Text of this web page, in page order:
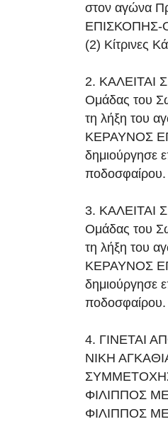
στον αγώνα
ΕΠΙΣΚΟΠΗΣ-
(2) Κίτρινες
2. ΚΑΛΕΙΤΑΙ
Ομάδας του
τη λήξη του
ΚΕΡΑΥΝΟΣ
δημιούργησε
ποδοσφαίρου.
3. ΚΑΛΕΙΤΑΙ
Ομάδας του
τη λήξη του
ΚΕΡΑΥΝΟΣ
δημιούργησε
ποδοσφαίρου.
4. ΓΙΝΕΤΑΙ
ΝΙΚΗ
ΣΥΜΜΕΤΟΧΗΣ
ΦΙΛΙΠΠΟΣ
ΦΙΛΙΠΠΟΣ